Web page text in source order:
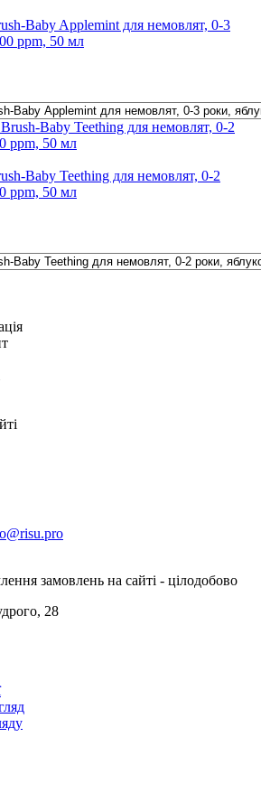
Baby Applemint для немовлят, 0-3
ppm, 50 мл
Baby Teething для немовлят, 0-2
ppm, 50 мл
замовлень на сайті - цілодобово
28